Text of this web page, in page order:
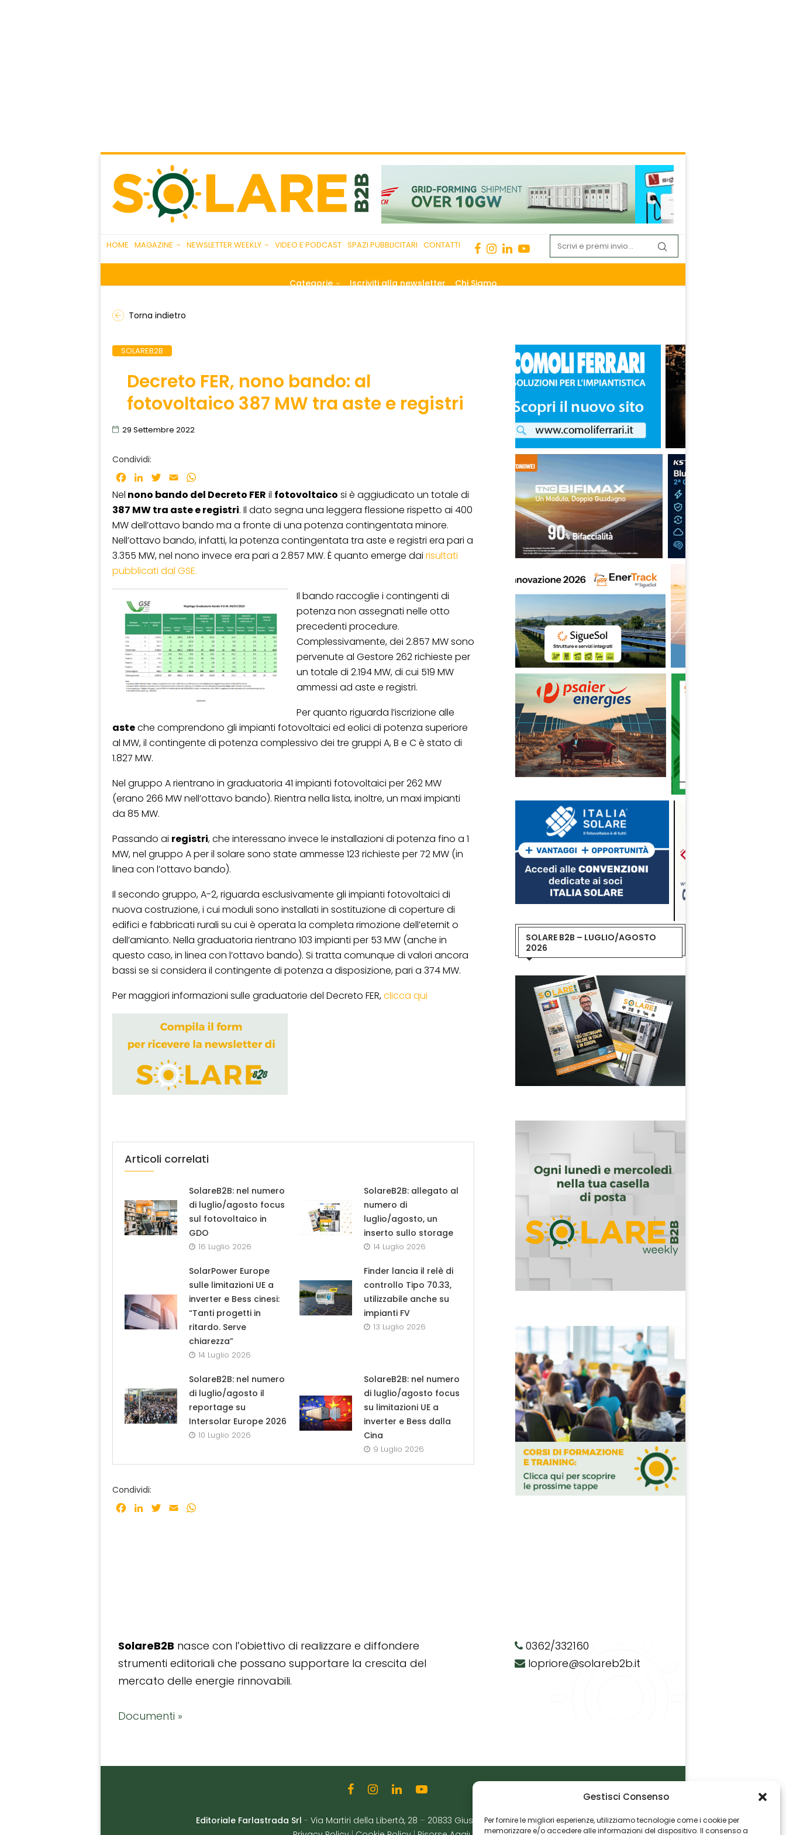
Gestisci Consenso
Per fornire le migliori esperienze, utilizziamo tecnologie come i cookie per
memorizzare e/o accedere alle informazioni del dispositivo. Il consenso a
HOME MAGAZINE NEWSLETTER WEEKLY VIDEO E PODCAST SPAZI PUBBLICITARI CONTATTI
Categorie Iscriviti alla newsletter Chi Siamo
Torna indietro
SOLAREB2B
Decreto FER, nono bando: al
fotovoltaico 387 MW tra aste e registri
29 Settembre 2022
Condividi:
Facebook
LinkedInTwitter
Email
Nel nono bando del Decreto FER il fotovoltaico si è aggiudicato un totale di
387 MW tra aste e registri. Il dato segna una leggera flessione rispetto ai 400
MW dell’ottavo bando ma a fronte di una potenza contingentata minore.
Nell’ottavo bando, infatti, la potenza contingentata tra aste e registri era pari a
3.355 MW, nel nono invece era pari a 2.857 MW. È quanto emerge dai risultati
pubblicati dal GSE.
Il bando raccoglie i contingenti di
potenza non assegnati nelle otto
precedenti procedure.
Complessivamente, dei 2.857 MW sono
pervenute al Gestore 262 richieste per
un totale di 2.194 MW, di cui 519 MW
ammessi ad aste e registri.
Per quanto riguarda l’iscrizione alle
asteche comprendono gli impianti fotovoltaici ed eolici di potenza superiore
al MW, il contingente di potenza complessivo dei tre gruppi A, B e C è stato di
1.827 MW.
Nel gruppo A rientrano in graduatoria 41 impianti fotovoltaici per 262 MW
(erano 266 MW nell’ottavo bando). Rientra nella lista, inoltre, un maxi impianti
da 85 MW.
Passando ai registri, che interessano invece le installazioni di potenza fino a 1
MW, nel gruppo A per il solare sono state ammesse 123 richieste per 72 MW (in
linea con l’ottavo bando).
Il secondo gruppo, A-2, riguarda esclusivamente gli impianti fotovoltaici di
nuova costruzione, i cui moduli sono installati in sostituzione di coperture di
edifici e fabbricati rurali su cui è operata la completa rimozione dell’eternit o
dell’amianto. Nella graduatoria rientrano 103 impianti per 53 MW (anche in
questo caso, in linea con l’ottavo bando). Si tratta comunque di valori ancora
bassi se si considera il contingente di potenza a disposizione, pari a 374 MW.
Per maggiori informazioni sulle graduatorie del Decreto FER,clicca qui
Articoli correlati
SolareB2B: nel numero
di luglio/agosto focus
sul fotovoltaico in
GDO
16 Luglio 2026
SolareB2B: allegato al
numero di
luglio/agosto, un
inserto sullo storage
14 Luglio 2026
SolarPower Europe
sulle limitazioni UE a
inverter e Bess cinesi:
“Tanti progetti in
ritardo. Serve
chiarezza”
14 Luglio 2026
Finder lancia il relè di
controllo Tipo 70.33,
utilizzabile anche su
impianti FV
13 Luglio 2026
SolareB2B: nel numero
di luglio/agosto il
reportage su
Intersolar Europe 2026
10 Luglio 2026
SolareB2B: nel numero
di luglio/agosto focus
su limitazioni UE a
inverter e Bess dalla
Cina
9 Luglio 2026
Condividi:
Facebook
LinkedInTwitter
Email
SOLARE B2B – LUGLIO/AGOSTO
2026
SolareB2B nasce con l’obiettivo di realizzare e diffondere
strumenti editoriali che possano supportare la crescita del
mercato delle energie rinnovabili.
Documenti »
0362/332160
lopriore@solareb2b.it
Editoriale Farlastrada Srl - Via Martiri della Libertà, 28 – 20833 Giussano (MB) | P.I. 06982770965